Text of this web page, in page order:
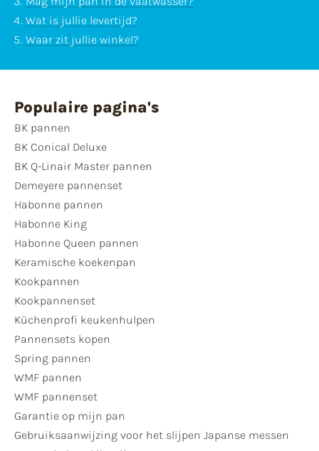
Wat is jullie levertijd?
Waar zit jullie winkel?
Populaire pagina's
BK pannen
BK Conical Deluxe
BK Q-Linair Master pannen
Demeyere pannenset
Habonne pannen
Habonne King
Habonne Queen pannen
Keramische koekenpan
Kookpannen
Kookpannenset
Küchenprofi keukenhulpen
Pannensets kopen
Spring pannen
WMF pannen
WMF pannenset
Garantie op mijn pan
Gebruiksaanwijzing voor het slijpen Japanse messen